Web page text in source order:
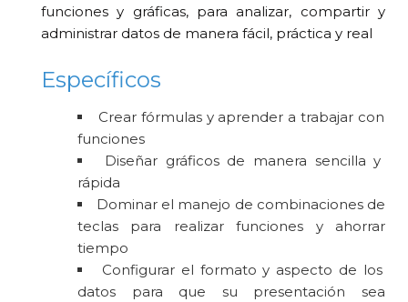
funciones y gráficas, para analizar, compartir y
administrar datos de manera fácil, práctica y real
Específicos
Crear fórmulas y aprender a trabajar con
funciones
Diseñar gráficos de manera sencilla y
rápida
Dominar el manejo de combinaciones de
teclas para realizar funciones y ahorrar
tiempo
Configurar el formato y aspecto de los
datos para que su presentación sea